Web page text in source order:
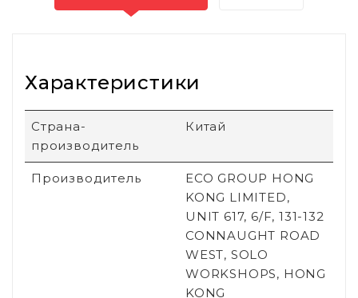
Характеристики
Страна-
производитель
Китай
Производитель
ECO GROUP HONG
KONG LIMITED,
UNIT 617, 6/F, 131-132
CONNAUGHT ROAD
WEST, SOLO
WORKSHOPS, HONG
KONG